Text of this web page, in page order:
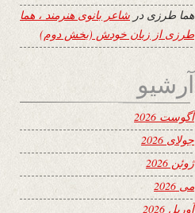
هما طرزی در شاعر بانوی هنرمند ، هما
طرزی از زبان خودش (بخش دوم)
آرشیو
آگوست 2026
جولای 2026
ژوئن 2026
می 2026
آوریل 2026